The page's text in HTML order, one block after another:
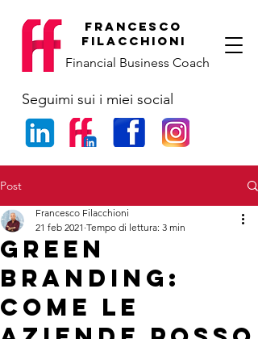
francesco
filacchioni
Financial Business Coach
Seguimi sui i miei social
Post
Green
Branding:
come le
Francesco Filacchioni
21 feb 2021 Tempo di lettura: 3 min